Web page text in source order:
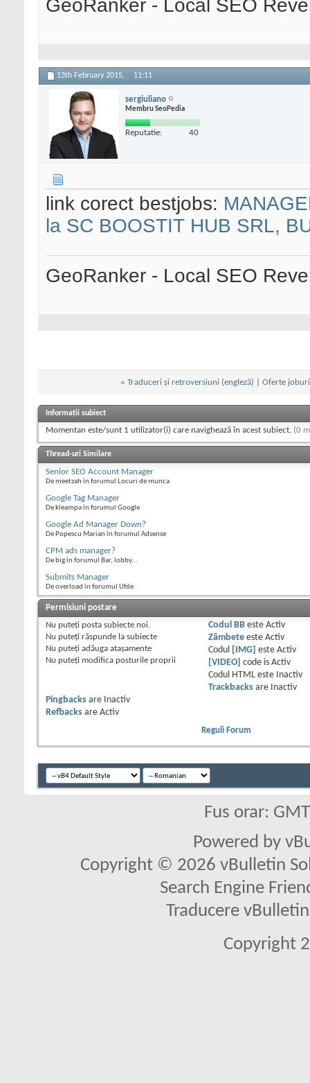
GeoRanker - Local SEO
13th February 2015, 11:11
sergiuliano
Membru SeoPedia
Reputatie: 40
link corect bestjobs:
la SC BOOSTIT HUB SRL,
GeoRanker - Local SEO
« Traduceri şi retroversiuni (engleză) Oferte
Informații subiect
Momentan este/sunt 1 utilizator(i) care navighează în acest subiect. (0
Thread-uri Similare
Senior SEO Account Manager
De meetzah în forumul Locuri de munca
Google Tag Manager
De kleampa în forumul Google
Google Ad Manager Down?
De Popescu Marian în forumul Adsense
CPM ads manager?
De big în forumul Bar, lobby...
Submits Manager
De overload în forumul Utile
Permisiuni postare
Nu puteţi posta subiecte noi.
Nu puteţi răspunde la subiecte
Nu puteţi adăuga ataşamente
Nu puteţi modifica posturile proprii
Codul BBeste Activ
Zâmbeteeste Activ
Codul
[IMG] este Activ
[VIDEO]
code is Activ
Codul HTML este
Inactiv
Trackbacksare
Inactiv
Pingbacks are
Inactiv
Refbacks are Activ
Reguli Forum
Fus orar:
Powered by
Copyright © 2026 vBulletin
Search Engine
Traducere
Copyright